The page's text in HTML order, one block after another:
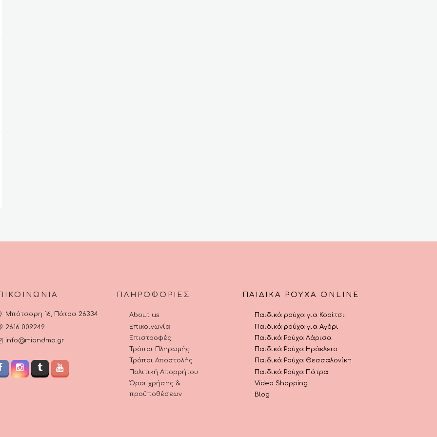
Μπότσαρη 16, Πάτρα 26334
2616 009249
info@miandmo.gr
ΠΛΗΡΟΦΟΡΊΕΣ
About us
Επικοινωνία
Επιστροφές
Τρόποι Πληρωμής
Τρόποι Αποστολής
Πολιτική Απορρήτου
Όροι χρήσης &
προϋποθέσεων
ΠΑΙΔΙΚΆ ΡΟΎΧΑ ONLINE
Παιδικά ρούχα για Κορίτσι
Παιδικά ρούχα για Αγόρι
Παιδικά Ρούχα Λάρισα
Παιδικά Ρούχα Ηράκλειο
Παιδικά Ρούχα Θεσσαλονίκη
Παιδικά Ρούχα Πάτρα
Video Shopping
Blog